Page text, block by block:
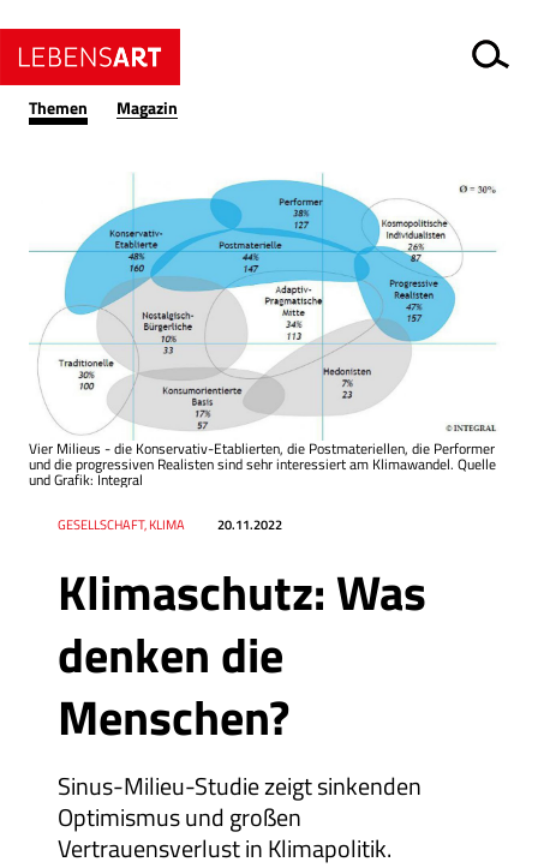
Themen Magazin
Klimaschutz: Was
denken die
Menschen?
Sinus-Milieu-Studie zeigt sinkenden
Optimismus und großen
Vertrauensverlust in Klimapolitik.
Datum 20.11.2022
RessortGESELLSCHAFT, KLIMA
Vier Milieus - die Konservativ-Etablierten, die Postmateriellen, die Performer
und die progressiven Realisten sind sehr interessiert am Klimawandel. Quelle
und Grafik: Integral